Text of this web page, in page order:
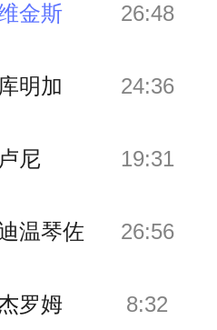
金斯
库明加
卢尼
温琴佐
罗姆
26:48
24:36
19:31
26:56
8:32